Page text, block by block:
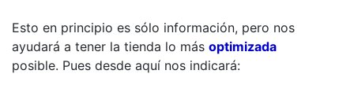
Esto en principio es sólo información, pero nos
ayudará a tener la tienda lo más optimizada
posible. Pues desde aquí nos indicará: